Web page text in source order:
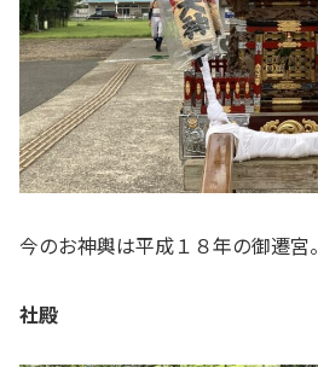
今のお神輿は平成１８年の御遷宮。
社殿